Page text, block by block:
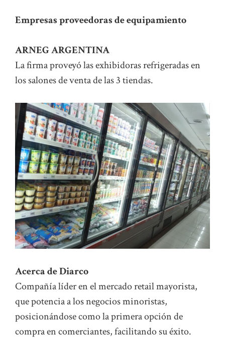
Empresas proveedoras de equipamiento
ARNEG ARGENTINA
La firma proveyó las exhibidoras refrigeradas en
los salones de venta de las 3 tiendas.
Acerca de Diarco
Compañía líder en el mercado retail mayorista,
que potencia a los negocios minoristas,
posicionándose como la primera opción de
compra en comerciantes, facilitando su éxito.